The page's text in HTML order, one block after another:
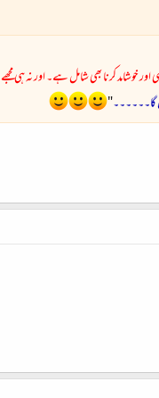
خوشامد کرنا بھی شامل ہے۔ اور نہ
گا۔۔۔۔۔۔"